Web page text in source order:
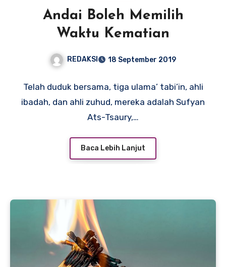
Andai Boleh Memilih
Waktu Kematian
REDAKSI 18 September 2019
Telah duduk bersama, tiga ulama’ tabi’in, ahli
ibadah, dan ahli zuhud, mereka adalah Sufyan
Ats-Tsaury,…
Baca Lebih Lanjut